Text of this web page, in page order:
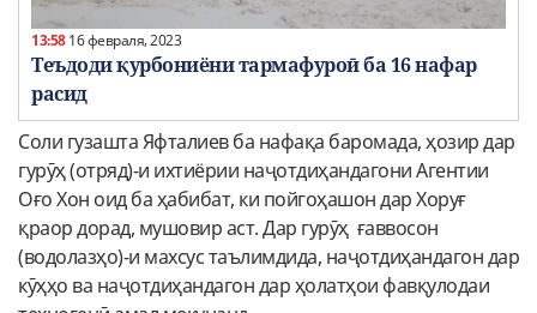
13:5816 февраля, 2023
Теъдоди қурбониёни тармафуроӣ ба 16 нафар
расид
Соли гузашта Яфталиев ба нафақа баромада, ҳозир дар
гурӯҳ (отряд)-и ихтиёрии наҷотдиҳандагони Агентии
Оғо Хон оид ба ҳабибат, ки пойгоҳашон дар Хоруғ
қраор дорад, мушовир аст. Дар гурӯҳ ғаввосон
(водолазҳо)-и махсус таълимдида, наҷотдиҳандагон дар
кӯҳҳо ва наҷотдиҳандагон дар ҳолатҳои фавқулодаи